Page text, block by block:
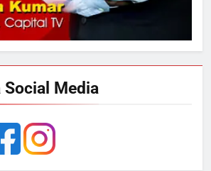
289 एकड़ भूमि पर विकसित होगा कार्बन-
फ्री डेटा सेंटर, हजारों उच्च-कुशल
रोजगार सृजन की संभावना
UP में ग्रामीण बिजली आपूर्ति से कृषि,
डेयरी, कुटीर उद्योग और स्वरोजगार को
Social Media